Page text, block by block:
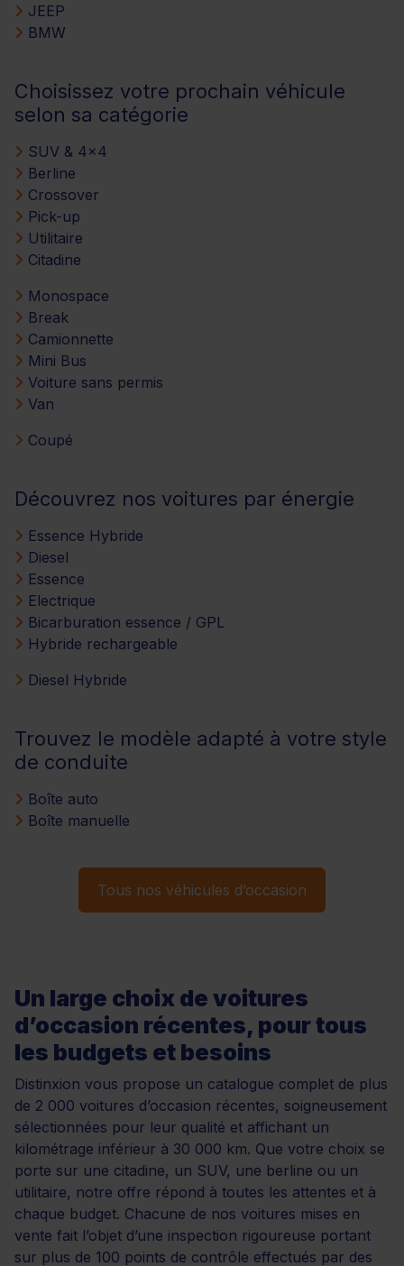
JEEP
BMW
Choisissez votre prochain véhicule
selon sa catégorie
SUV & 4x4
Berline
Crossover
Pick-up
Utilitaire
Citadine
Monospace
Break
Camionnette
Mini Bus
Voiture sans permis
Van
Coupé
Découvrez nos voitures par énergie
Essence Hybride
Diesel
Essence
Electrique
Bicarburation essence / GPL
Hybride rechargeable
Diesel Hybride
Trouvez le modèle adapté à votre style
de conduite
Boîte auto
Boîte manuelle
Tous nos véhicules d’occasion
Un large choix de voitures
d’occasion récentes, pour tous
les budgets et besoins
Distinxion vous propose un catalogue complet de plus
de 2 000 voitures d’occasion récentes, soigneusement
sélectionnées pour leur qualité et affichant un
kilométrage inférieur à 30 000 km. Que votre choix se
porte sur une citadine, un SUV, une berline ou un
utilitaire, notre offre répond à toutes les attentes et à
chaque budget. Chacune de nos voitures mises en
vente fait l’objet d’une inspection rigoureuse portant
sur plus de 100 points de contrôle effectués par des